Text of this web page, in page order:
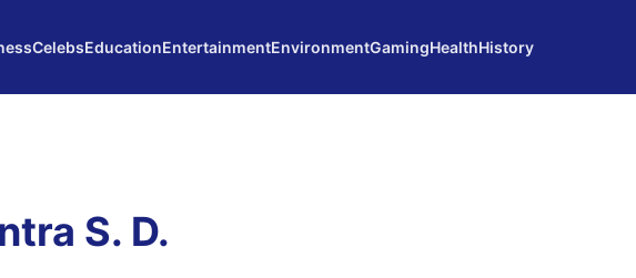
CelebsEducationEntertainmentEnvironmentGamingHealthHistory
S. D.